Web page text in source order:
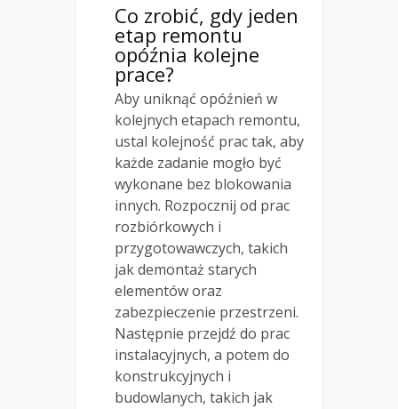
Co zrobić, gdy jeden
etap remontu
opóźnia kolejne
prace?
Aby uniknąć opóźnień w
kolejnych etapach remontu,
ustal kolejność prac tak, aby
każde zadanie mogło być
wykonane bez blokowania
innych. Rozpocznij od prac
rozbiórkowych i
przygotowawczych, takich
jak demontaż starych
elementów oraz
zabezpieczenie przestrzeni.
Następnie przejdź do prac
instalacyjnych, a potem do
konstrukcyjnych i
budowlanych, takich jak